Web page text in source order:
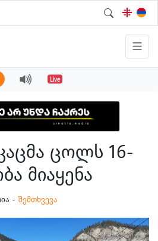
Live
ცოლს 16-
მიაყენა
- შემთხვევა